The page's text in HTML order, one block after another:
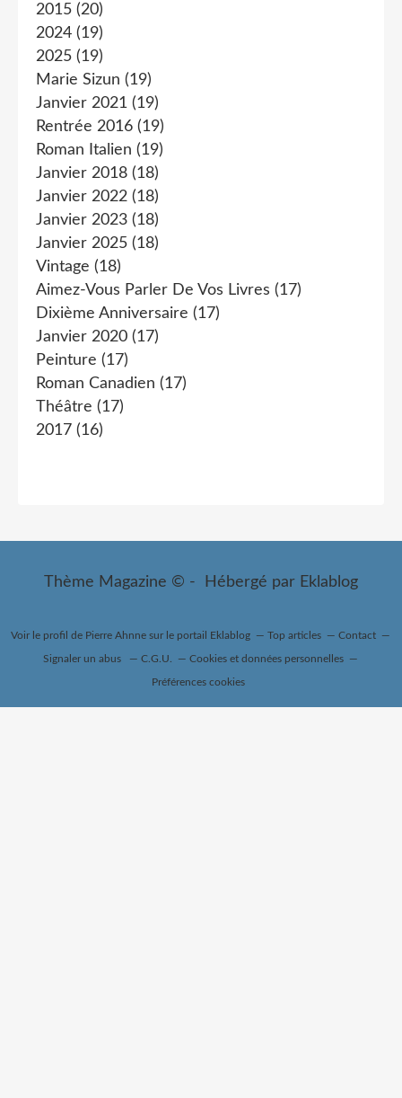
2015 (20)
2024 (19)
2025 (19)
Marie Sizun (19)
Janvier 2021 (19)
Rentrée 2016 (19)
Roman Italien (19)
Janvier 2018 (18)
Janvier 2022 (18)
Janvier 2023 (18)
Janvier 2025 (18)
Vintage (18)
Aimez-Vous Parler De Vos Livres (17)
Dixième Anniversaire (17)
Janvier 2020 (17)
Peinture (17)
Roman Canadien (17)
Théâtre (17)
2017 (16)
Thème Magazine © - Hébergé par Eklablog
Voir le profil de Pierre Ahnne sur le portail Eklablog Top articles Contact
Signaler un abus C.G.U. Cookies et données personnelles
Préférences cookies